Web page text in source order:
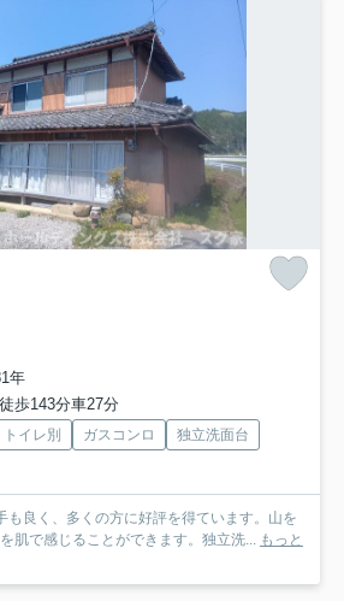
年
歩143分車27分
イレ別 ガスコンロ
独立洗面台
も良く、多くの方に好評を得ています。山を
肌で感じることができます。独立洗... もっと